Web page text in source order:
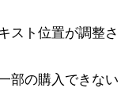
スト位置が調整さ
部の購入できない